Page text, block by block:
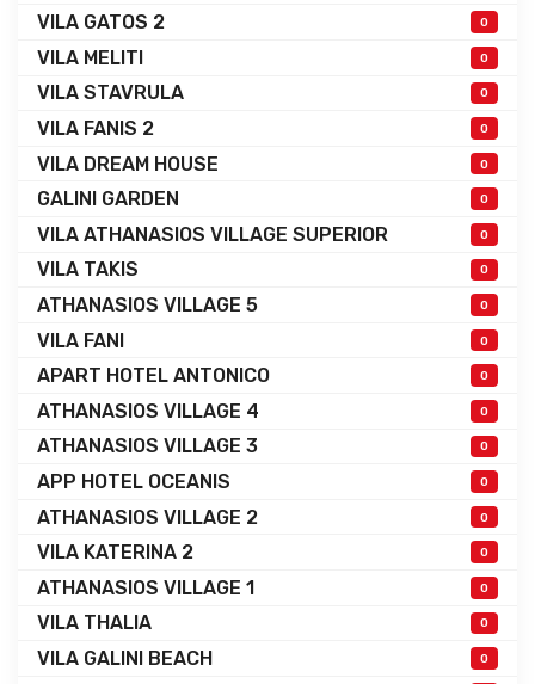
VILA GATOS 2 0
VILA MELITI 0
VILA STAVRULA 0
VILA FANIS 2 0
VILA DREAM HOUSE 0
GALINI GARDEN 0
VILA ATHANASIOS VILLAGE SUPERIOR 0
VILA TAKIS 0
ATHANASIOS VILLAGE 5 0
VILA FANI 0
APART HOTEL ANTONICO 0
ATHANASIOS VILLAGE 4 0
ATHANASIOS VILLAGE 3 0
APP HOTEL OCEANIS 0
ATHANASIOS VILLAGE 2 0
VILA KATERINA 2 0
ATHANASIOS VILLAGE 1 0
VILA THALIA 0
VILA GALINI BEACH 0